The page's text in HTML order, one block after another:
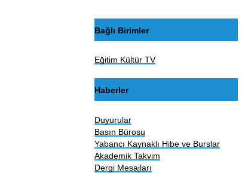
Bağlı Birimler
Eğitim Kültür TV
Haberler
Duyurular
Basın Bürosu
Yabancı Kaynaklı Hibe ve Burslar
Akademik Takvim
Dergi Mesajları